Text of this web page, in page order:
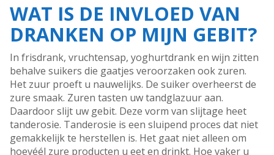
WAT IS DE INVLOED VAN
DRANKEN OP MIJN GEBIT?
In frisdrank, vruchtensap, yoghurtdrank en wijn zitten
behalve suikers die gaatjes veroorzaken ook zuren.
Het zuur proeft u nauwelijks. De suiker overheerst de
zure smaak. Zuren tasten uw tandglazuur aan.
Daardoor slijt uw gebit. Deze vorm van slijtage heet
tanderosie. Tanderosie is een sluipend proces dat niet
gemakkelijk te herstellen is. Het gaat niet alleen om
hoevéél zure producten u eet en drinkt. Hoe vaker u